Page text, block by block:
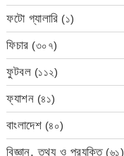
ফটো গ্যালারি (১)
ফিচার (৩০৭)
ফুটবল (১১২)
ফ্যাশন (৪১)
বাংলাদেশ (৪০)
বিজ্ঞান, তথ্য ও প্রযুক্তি(৬১)